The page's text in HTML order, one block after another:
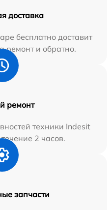
доставка
бесплатно доставит
ремонт и обратно.
ремонт
техники Indesit
2 часов.
запчасти